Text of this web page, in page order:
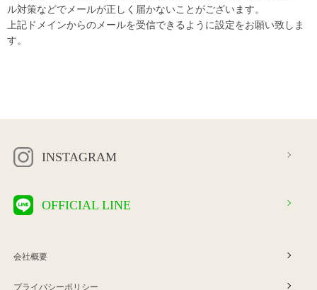
ル対策などでメールが正しく届かないことがございます。
上記ドメインからのメールを受信できるように設定をお願い致しま
す。
INSTAGRAM
OFFICIAL LINE
会社概要
プライバシーポリシー